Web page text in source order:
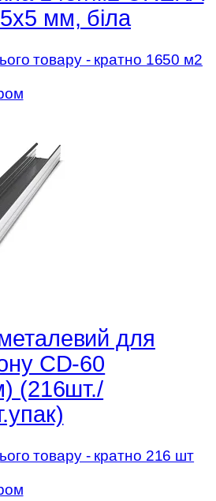
мм, біла
товару - кратно 1650 м2
для
CD-60
(216шт./
товару - кратно 216 шт